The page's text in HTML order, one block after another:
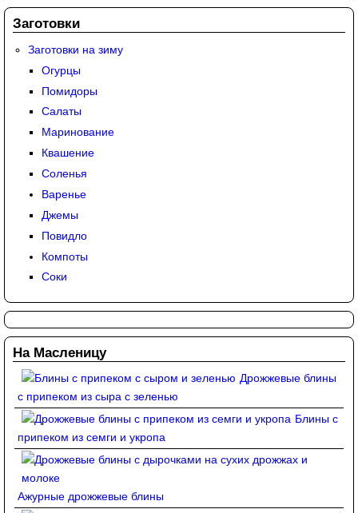
Заготовки
Заготовки на зиму
Огурцы
Помидоры
Салаты
Маринование
Квашение
Соленья
Варенье
Джемы
Повидло
Компоты
Соки
На Масленицу
Дрожжевые блины
с припеком из сыра с зеленью
Блины с
припеком из семги и укропа
Ажурные дрожжевые блины